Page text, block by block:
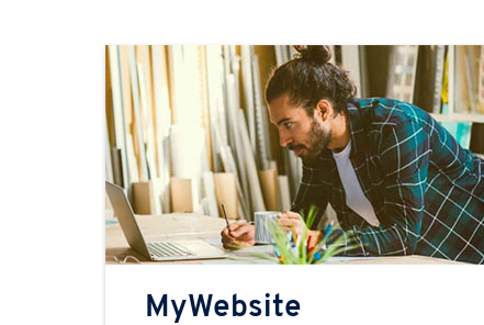
MyWebsite